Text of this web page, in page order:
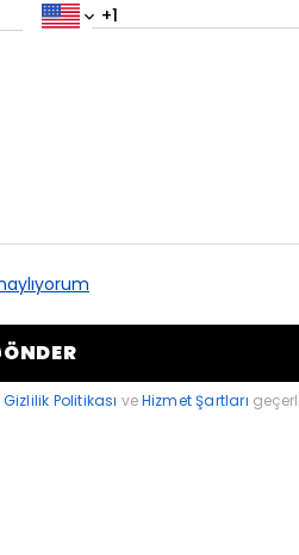
Gizlilik Politikası veHizmet Şartları